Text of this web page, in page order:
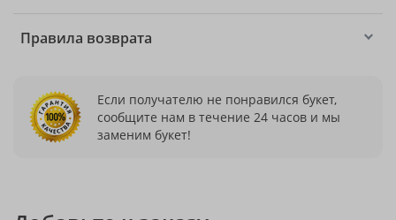
Правила возврата
Если получателю не понравился букет,
сообщите нам в течение 24 часов и мы
заменим букет!